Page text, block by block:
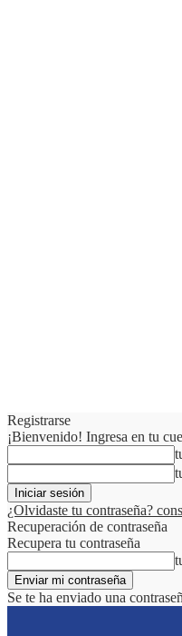
Registrarse
¡Bienvenido! Ingresa en tu
¿Olvidaste tu contraseña?
Recuperación de contraseña
Recupera tu contraseña
Se te ha enviado una